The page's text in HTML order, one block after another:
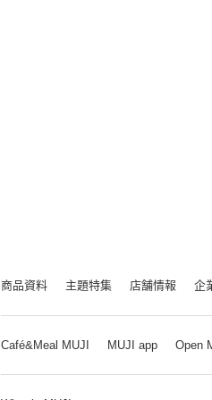
商品資料 主題特集 店舗情報 企
Café&Meal MUJI MUJI app Open